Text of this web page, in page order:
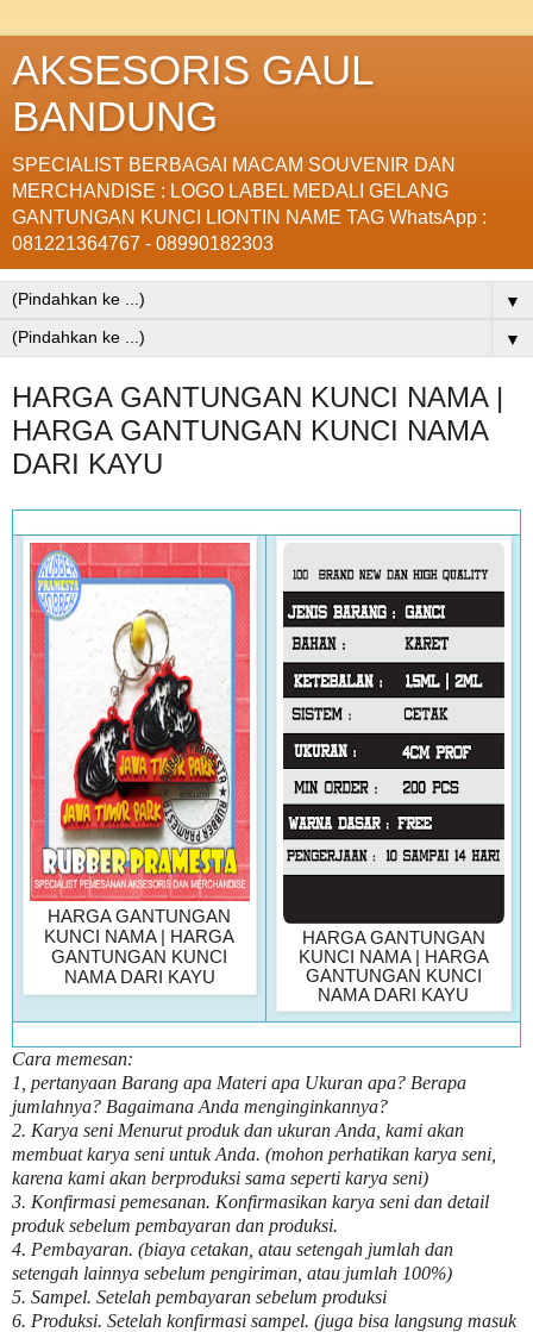
AKSESORIS GAUL
BANDUNG
SPECIALIST BERBAGAI MACAM SOUVENIR DAN
MERCHANDISE : LOGO LABEL MEDALI GELANG
GANTUNGAN KUNCI LIONTIN NAME TAG WhatsApp :
081221364767 - 08990182303
▼
▼
HARGA GANTUNGAN KUNCI NAMA |
HARGA GANTUNGAN KUNCI NAMA
DARI KAYU
HARGA GANTUNGAN
KUNCI NAMA | HARGA
GANTUNGAN KUNCI
NAMA DARI KAYU
HARGA GANTUNGAN
KUNCI NAMA | HARGA
GANTUNGAN KUNCI
NAMA DARI KAYU
Cara memesan:
1, pertanyaan Barang apa Materi apa Ukuran apa? Berapa
jumlahnya? Bagaimana Anda menginginkannya?
2. Karya seni Menurut produk dan ukuran Anda, kami akan
membuat karya seni untuk Anda. (mohon perhatikan karya seni,
karena kami akan berproduksi sama seperti karya seni)
3. Konfirmasi pemesanan. Konfirmasikan karya seni dan detail
produk sebelum pembayaran dan produksi.
4. Pembayaran. (biaya cetakan, atau setengah jumlah dan
setengah lainnya sebelum pengiriman, atau jumlah 100%)
5. Sampel. Setelah pembayaran sebelum produksi
6. Produksi. Setelah konfirmasi sampel. (juga bisa langsung masuk